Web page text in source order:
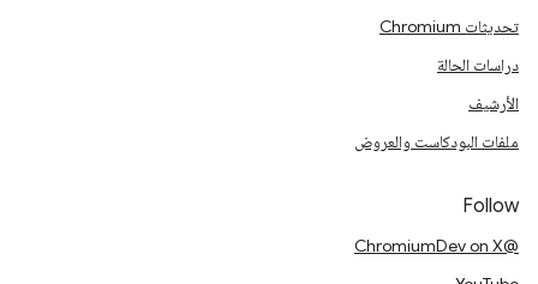
تحديثات Chromium
دراسات الحالة
الأرشيف
ملفات البودكاست والعروض
Follow
@ChromiumDev on X